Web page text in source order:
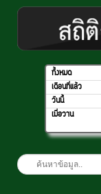
ทั้งหมด
เดือนที่แล้ว
วันนี้
เมื่อวาน